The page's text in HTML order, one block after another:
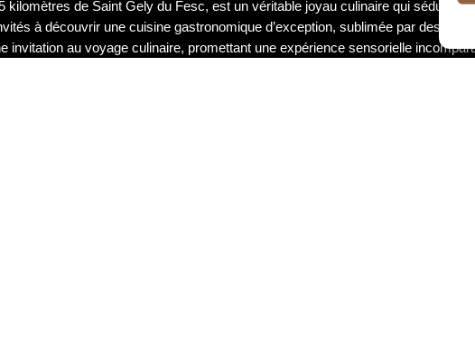
kilomètres de Saint Gely du Fesc, est un véritable joyau culinaire qui séduit
à découvrir une cuisine gastronomique d’exception, sublimée par des
invitation au voyage culinaire, promettant une expérience sensorielle